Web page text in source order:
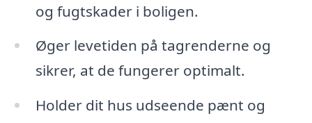
og fugtskader i boligen.
Øger levetiden på tagrenderne og
sikrer, at de fungerer optimalt.
Holder dit hus udseende pænt og